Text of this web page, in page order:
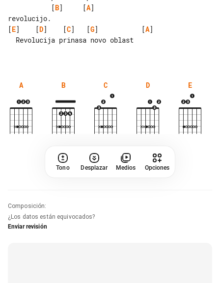
           [
B]     [A]
[E]    [D]    [C]   [G]           [A]
A B C D E
Tono Desplazar Medios Opciones
Composición:
¿Los datos están equivocados?
Enviar revisión